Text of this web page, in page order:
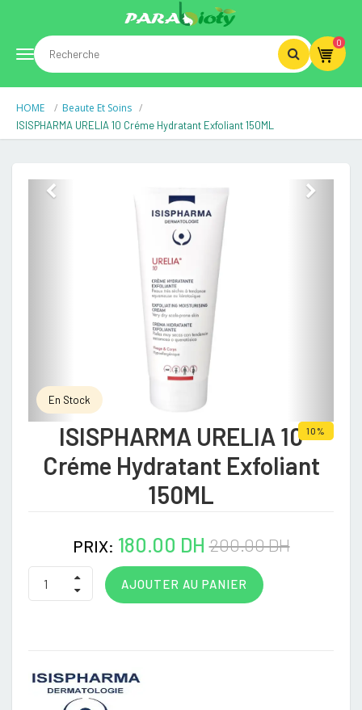
Toggle
navigation
0
HOME Beaute Et Soins
ISISPHARMA URELIA 10 Créme Hydratant Exfoliant 150ML
En Stock
10%
ISISPHARMA URELIA 10
Créme Hydratant Exfoliant
150ML
PRIX: 180.00 DH200.00 DH
AJOUTER AU PANIER